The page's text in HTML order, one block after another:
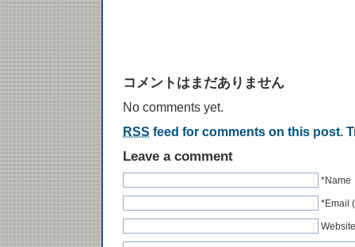
コメントはまだありません
No comments yet.
RSS feed for comments on this post.
Leave a comment
*Name
*Email
Website